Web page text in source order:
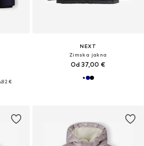
€
NEXT
Zimska jakna
Od 37,00 €